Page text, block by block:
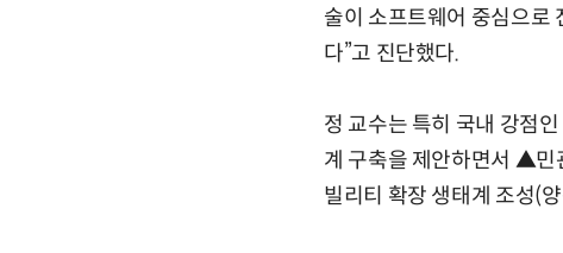
술이 소프트웨어 중심으로
다”고 진단했다.
정 교수는 특히 국내 강점
계 구축을 제안하면서 ▲
빌리티 확장 생태계 조성(